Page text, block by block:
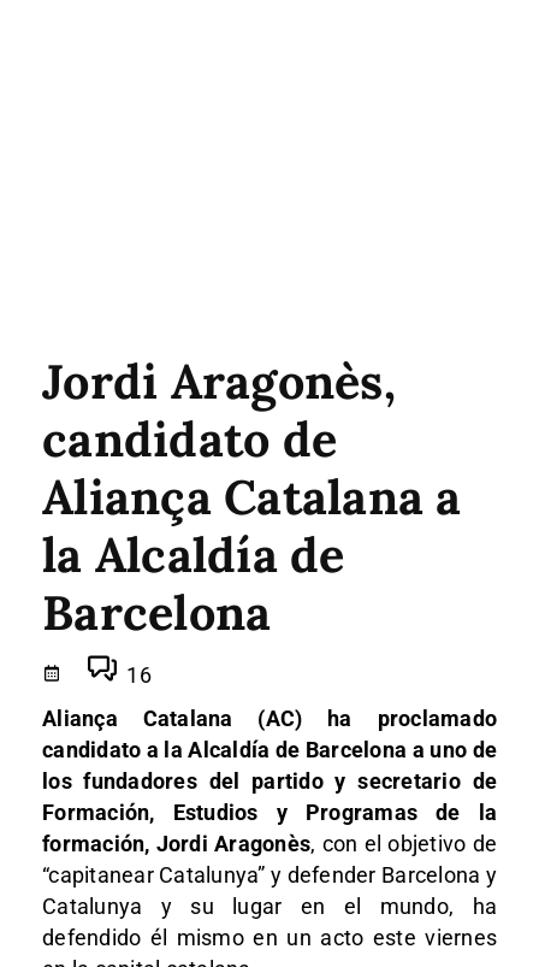
Jordi Aragonès,
candidato de
Aliança Catalana a
la Alcaldía de
Barcelona
16
Aliança Catalana (AC) ha proclamado
candidato a la Alcaldía de Barcelona a uno de
los fundadores del partido y secretario de
Formación, Estudios y Programas de la
formación, Jordi Aragonès, con el objetivo de
“capitanear Catalunya” y defender Barcelona y
Catalunya y su lugar en el mundo, ha
defendido él mismo en un acto este viernes